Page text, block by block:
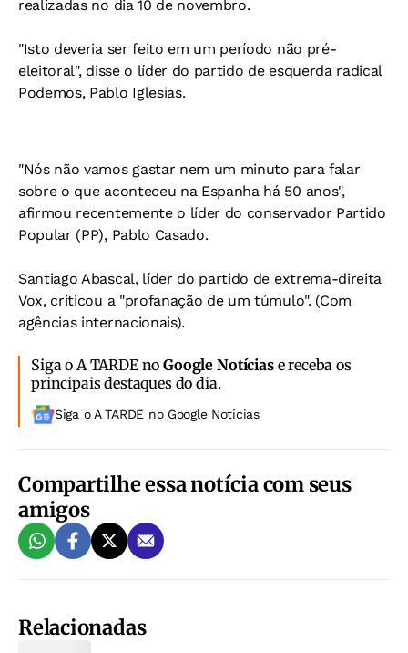
realizadas no dia 10 de novembro.
"Isto deveria ser feito em um período não pré-
eleitoral", disse o líder do partido de esquerda radical
Podemos, Pablo Iglesias.
"Nós não vamos gastar nem um minuto para falar
sobre o que aconteceu na Espanha há 50 anos",
afirmou recentemente o líder do conservador Partido
Popular (PP), Pablo Casado.
Santiago Abascal, líder do partido de extrema-direita
Vox, criticou a "profanação de um túmulo". (Com
agências internacionais).
Siga o A TARDE noGoogle Notíciase receba os
principais destaques do dia.
Siga o A TARDE no Google Noticias
Compartilhe essa notícia com seus
amigos
Relacionadas